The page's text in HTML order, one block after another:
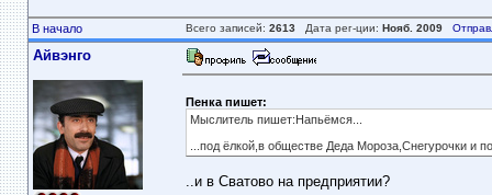
В начало Всего записей: 2613Дата рег-ции: Нояб. 2009
Айвэнго
Пенка пишет:
Мыслитель пишет:Напьёмся...
...под ёлкой,в обществе Деда Мороза,Снегурочки и
..и в Сватово на предприятии?